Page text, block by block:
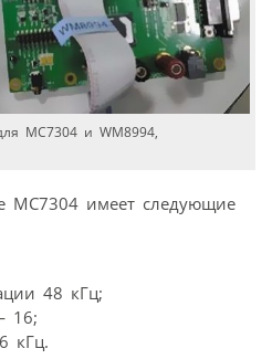
MC7304 и WM8994,
MC7304 имеет следующие
48 кГц;
16;
кГц.